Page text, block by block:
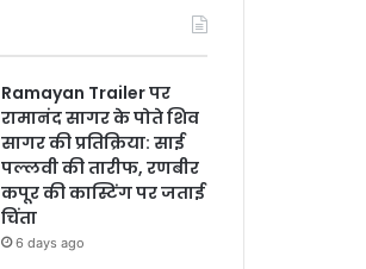
Ramayan Trailer पर
रामानंद सागर के पोते शिव
सागर की प्रतिक्रिया: साई
पल्लवी की तारीफ, रणबीर
कपूर की कास्टिंग पर जताई
चिंता
6 days ago